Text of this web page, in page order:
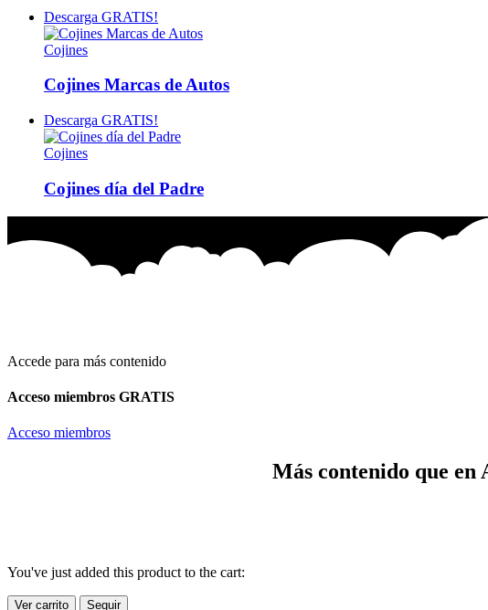
Descarga GRATIS!
Cojines
Cojines Marcas de Autos
Descarga GRATIS!
Cojines
Cojines día del Padre
Accede para más contenido
Acceso miembros GRATIS
Acceso miembros
Más contenido que en
You've just added this product to the cart:
Ver carrito Seguir